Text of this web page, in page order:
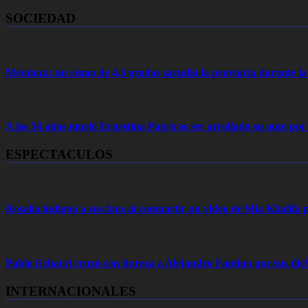
SOCIEDAD
Mendoza: un sismo de 4,3 grados sacudió la provincia durante
A los 54 años murió Ernestina Pais tras ser arrollado su auto
ESPECTACULOS
Rosalía indignó a sus fans al compartir un video de Mia Khalifa
Pablo Echarri cruzó con dureza a Alejandro Fantino por sus
INTERNACIONALES